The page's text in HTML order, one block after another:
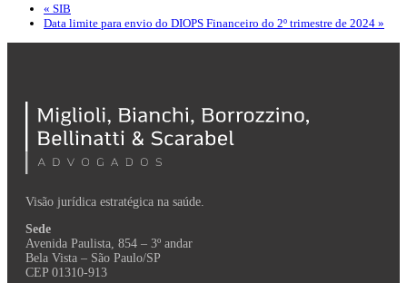
« SIB
Data limite para envio do DIOPS Financeiro do 2º trimestre de 2024 »
Visão jurídica estratégica na saúde.
Sede
Avenida Paulista, 854 – 3º andar
Bela Vista – São Paulo/SP
CEP 01310-913